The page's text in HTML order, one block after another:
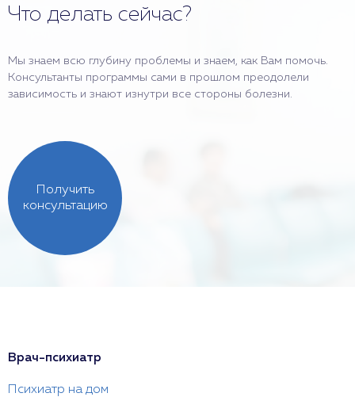
Что делать сейчас?
Мы знаем всю глубину проблемы и знаем, как Вам помочь.
Консультанты программы сами в прошлом преодолели
зависимость и знают изнутри все стороны болезни.
Получить
консультацию
Врач-психиатр
Психиатр на дом